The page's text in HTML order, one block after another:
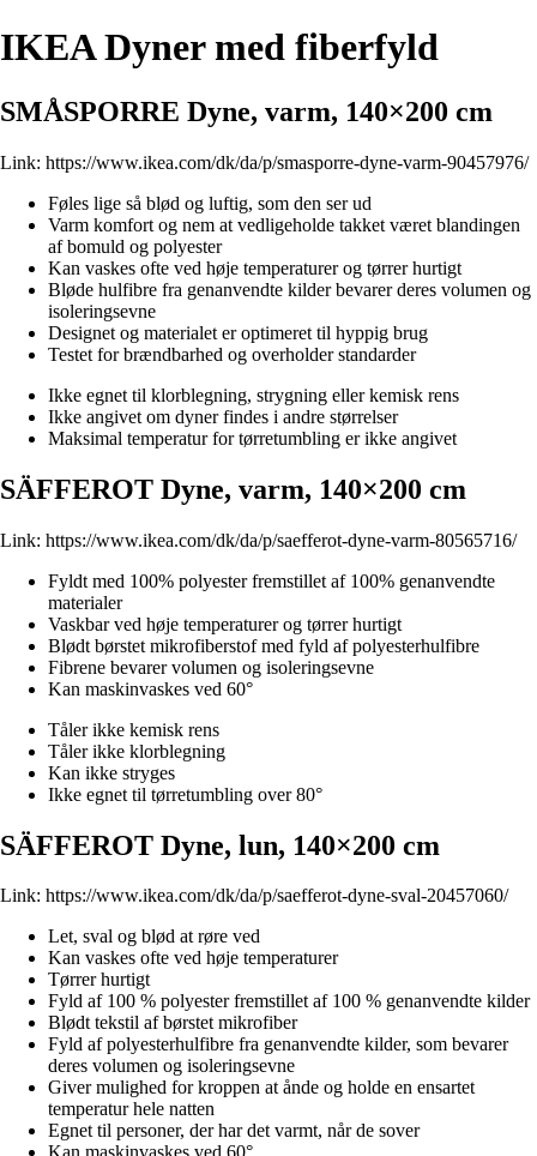
IKEA Dyner med fiberfyld
SMÅSPORRE Dyne, varm, 140×200 cm
Link: https://www.ikea.com/dk/da/p/smasporre-dyne-varm-90457976/
Føles lige så blød og luftig, som den ser ud
Varm komfort og nem at vedligeholde takket været blandingen
af bomuld og polyester
Kan vaskes ofte ved høje temperaturer og tørrer hurtigt
Bløde hulfibre fra genanvendte kilder bevarer deres volumen og
isoleringsevne
Designet og materialet er optimeret til hyppig brug
Testet for brændbarhed og overholder standarder
Ikke egnet til klorblegning, strygning eller kemisk rens
Ikke angivet om dyner findes i andre størrelser
Maksimal temperatur for tørretumbling er ikke angivet
SÄFFEROT Dyne, varm, 140×200 cm
Link: https://www.ikea.com/dk/da/p/saefferot-dyne-varm-80565716/
Fyldt med 100% polyester fremstillet af 100% genanvendte
materialer
Vaskbar ved høje temperaturer og tørrer hurtigt
Blødt børstet mikrofiberstof med fyld af polyesterhulfibre
Fibrene bevarer volumen og isoleringsevne
Kan maskinvaskes ved 60°
Tåler ikke kemisk rens
Tåler ikke klorblegning
Kan ikke stryges
Ikke egnet til tørretumbling over 80°
SÄFFEROT Dyne, lun, 140×200 cm
Link: https://www.ikea.com/dk/da/p/saefferot-dyne-sval-20457060/
Let, sval og blød at røre ved
Kan vaskes ofte ved høje temperaturer
Tørrer hurtigt
Fyld af 100 % polyester fremstillet af 100 % genanvendte kilder
Blødt tekstil af børstet mikrofiber
Fyld af polyesterhulfibre fra genanvendte kilder, som bevarer
deres volumen og isoleringsevne
Giver mulighed for kroppen at ånde og holde en ensartet
temperatur hele natten
Egnet til personer, der har det varmt, når de sover